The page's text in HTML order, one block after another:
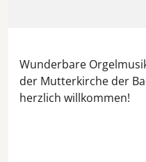
Wunderbare
der Mutterkirche der
herzlich willkommen!